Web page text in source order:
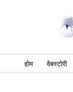
होम वेबस्टोरी